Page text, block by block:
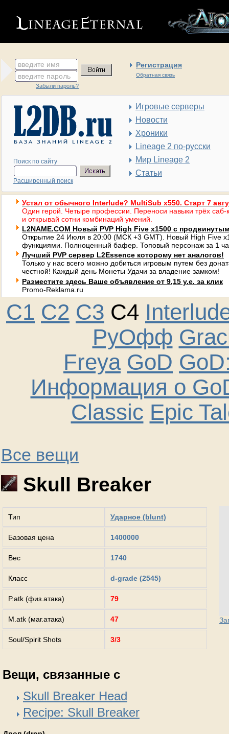
введите имя Регистрация
Обратная связь
введите пароль
Забыли пароль?
Поиск по сайту
Расширенный поиск
Игровые серверы
Новости
Хроники
Lineage 2 по-русски
Мир Lineage 2
Статьи
Устал от обычного Interlude? MultiSub x550. Старт 7
Один герой. Четыре профессии. Переноси навыки трёх саб-
и открывай сотни комбинаций умений.
L2NAME.COM Новый PVP High Five x1500 с
Открытие 24 Июля в 20:00 (МСК +3 GMT). Новый High Five
функциями. Полноценный бафер. Топовый персонаж за 1
Лучший PVP сервер L2Essence которому нет аналогов!
Только у нас всего можно добиться игровым путем без
честной! Каждый день Монеты Удачи за владение замком!
Разместите здесь Ваше объявление от 9,15 у.е. за клик
Promo-Reklama.ru
C1 C2 C3 C4
РуОфф
Freya GoD
Информация о
Classic Epic
Все вещи
Skull Breaker
Тип Ударное (blunt)
Базовая цена 1400000
Вес 1740
Класс d-grade (2545)
P.atk (физ.атака) 79
M.atk (маг.атака) 47
Soul/Spirit Shots 3/3
Вещи, связанные с
Skull Breaker Head
Recipe: Skull Breaker